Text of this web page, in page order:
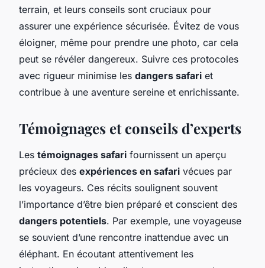
terrain, et leurs conseils sont cruciaux pour
assurer une expérience sécurisée. Évitez de vous
éloigner, même pour prendre une photo, car cela
peut se révéler dangereux. Suivre ces protocoles
avec rigueur minimise les dangers safari et
contribue à une aventure sereine et enrichissante.
Témoignages et conseils d’experts
Les témoignages safari fournissent un aperçu
précieux des expériences en safari vécues par
les voyageurs. Ces récits soulignent souvent
l’importance d’être bien préparé et conscient des
dangers potentiels. Par exemple, une voyageuse
se souvient d’une rencontre inattendue avec un
éléphant. En écoutant attentivement les